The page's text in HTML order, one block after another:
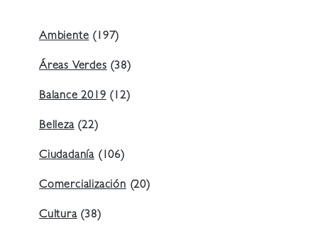
Ambiente (197)
Áreas Verdes (38)
Balance 2019 (12)
Belleza(22)
Ciudadanía (106)
Comercialización (20)
Cultura(38)